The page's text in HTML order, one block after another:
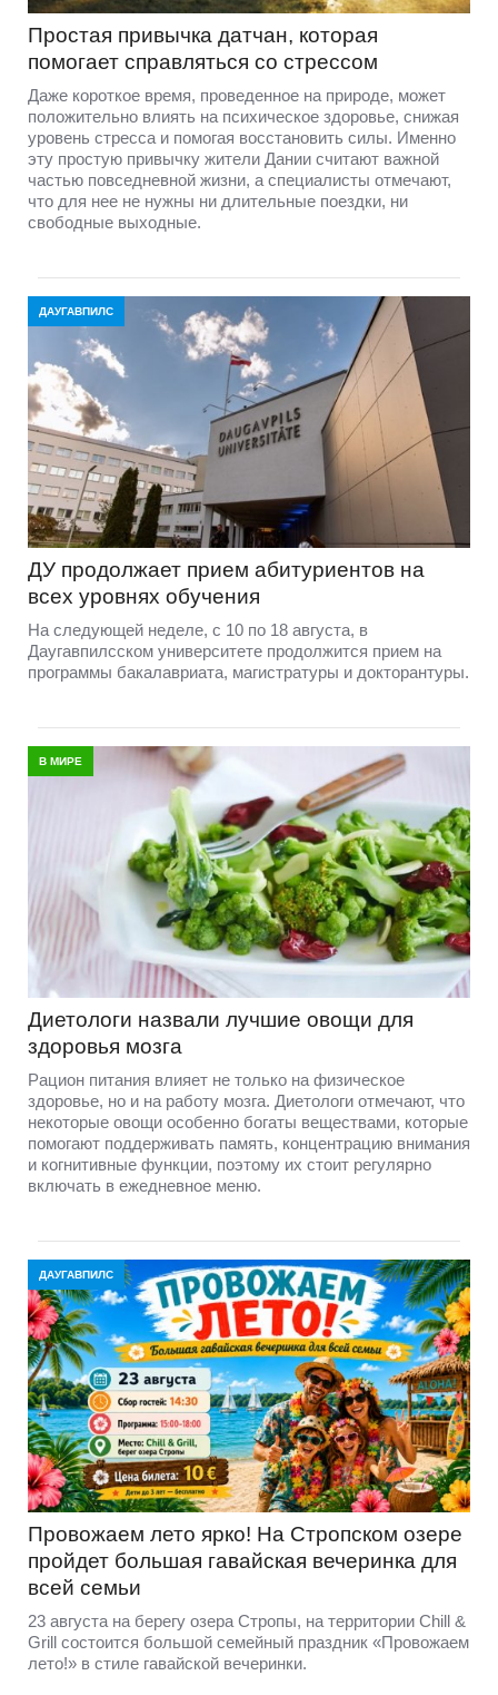
Простая привычка датчан, которая
помогает справляться со стрессом
Даже короткое время, проведенное на природе, может
положительно влиять на психическое здоровье, снижая
уровень стресса и помогая восстановить силы. Именно
эту простую привычку жители Дании считают важной
частью повседневной жизни, а специалисты отмечают,
что для нее не нужны ни длительные поездки, ни
свободные выходные.
ДАУГАВПИЛС
ДУ продолжает прием абитуриентов на
всех уровнях обучения
На следующей неделе, с 10 по 18 августа, в
Даугавпилсском университете продолжится прием на
программы бакалавриата, магистратуры и докторантуры.
В МИРЕ
Диетологи назвали лучшие овощи для
здоровья мозга
Рацион питания влияет не только на физическое
здоровье, но и на работу мозга. Диетологи отмечают, что
некоторые овощи особенно богаты веществами, которые
помогают поддерживать память, концентрацию внимания
и когнитивные функции, поэтому их стоит регулярно
включать в ежедневное меню.
ДАУГАВПИЛС
Провожаем лето ярко! На Стропском озере
пройдет большая гавайская вечеринка для
всей семьи
23 августа на берегу озера Стропы, на территории Chill &
Grill состоится большой семейный праздник «Провожаем
лето!» в стиле гавайской вечеринки.